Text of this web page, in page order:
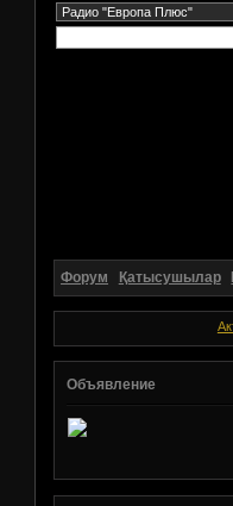
Форум Қатысушылар
Объявление